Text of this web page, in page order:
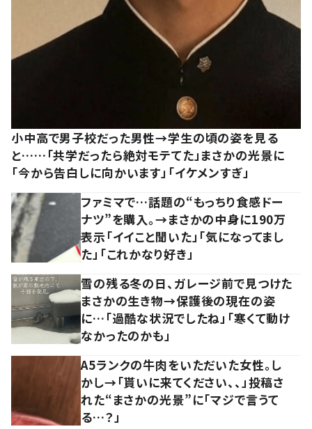
小中高で男子校だった男性→学生の頃の姿を見る
と……「共学だったら絶対モテてた」まさかの光景に
「今から告白しに向かいます」「イケメンすぎ」
ファミマで…話題の“もっちり食感ドー
ナツ”を購入。→まさかの中身に190万
表示「イイこと聞いた」「気になってまし
た」「これかなり好き」
雪の残る冬の日、ガレージ前で見つけた
まさかの生き物→保護後の現在の姿
に…「過酷な状況でしたね」「寒くて動け
なかったのかも」
A5ランクの牛肉をいただいた女性。し
かし→「貰いに来てください、、」投稿さ
れた“まさかの光景”に「マジで言うて
る…？」